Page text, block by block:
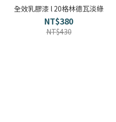
全效乳膠漆 l 20格林德瓦淡綠
NT$380
NT$430